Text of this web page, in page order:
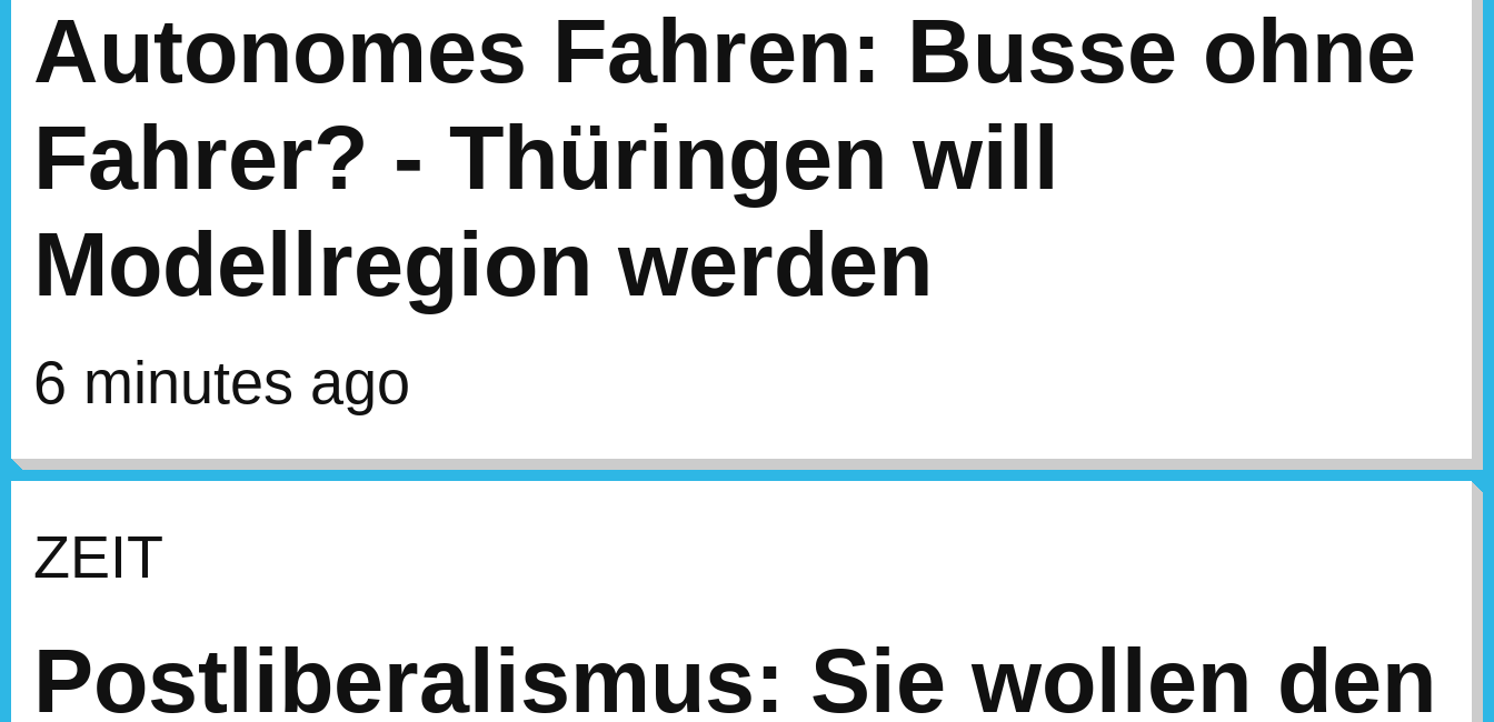
Autonomes Fahren: Busse ohne
Fahrer? - Thüringen will
Modellregion werden
6 minutes ago
ZEIT
Postliberalismus: Sie wollen den